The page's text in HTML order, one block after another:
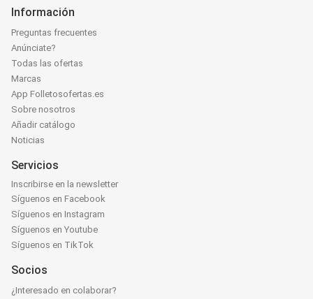
Información
Preguntas frecuentes
Anúnciate?
Todas las ofertas
Marcas
App Folletosofertas.es
Sobre nosotros
Añadir catálogo
Noticias
Servicios
Inscribirse en la newsletter
Síguenos en Facebook
Síguenos en Instagram
Síguenos en Youtube
Síguenos en TikTok
Socios
¿Interesado en colaborar?